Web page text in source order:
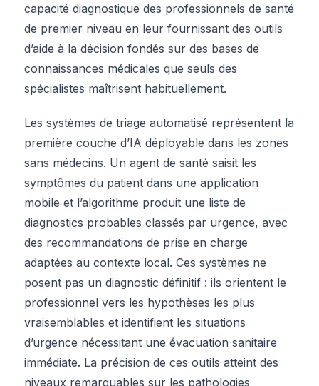
capacité diagnostique des professionnels de santé
de premier niveau en leur fournissant des outils
d’aide à la décision fondés sur des bases de
connaissances médicales que seuls des
spécialistes maîtrisent habituellement.
Les systèmes de triage automatisé représentent la
première couche d’IA déployable dans les zones
sans médecins. Un agent de santé saisit les
symptômes du patient dans une application
mobile et l’algorithme produit une liste de
diagnostics probables classés par urgence, avec
des recommandations de prise en charge
adaptées au contexte local. Ces systèmes ne
posent pas un diagnostic définitif : ils orientent le
professionnel vers les hypothèses les plus
vraisemblables et identifient les situations
d’urgence nécessitant une évacuation sanitaire
immédiate. La précision de ces outils atteint des
niveaux remarquables sur les pathologies